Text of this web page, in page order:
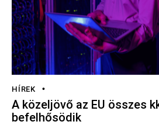
HÍREK
A közeljövő az EU összes
befelhősödik